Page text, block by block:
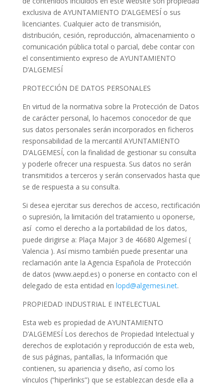
exclusiva de AYUNTAMIENTO D’ALGEMESÍ o sus
licenciantes. Cualquier acto de transmisión,
distribución, cesión, reproducción, almacenamiento o
comunicación pública total o parcial, debe contar con
el consentimiento expreso de AYUNTAMIENTO
D’ALGEMESÍ
PROTECCIÓN DE DATOS PERSONALES
En virtud de la normativa sobre la Protección de Datos
de carácter personal, lo hacemos conocedor de que
sus datos personales serán incorporados en ficheros
responsabilidad de la mercantil AYUNTAMIENTO
D’ALGEMESÍ, con la finalidad de gestionar su consulta
y poderle ofrecer una respuesta. Sus datos no serán
transmitidos a terceros y serán conservados hasta que
se de respuesta a su consulta.
Si desea ejercitar sus derechos de acceso, rectificación
o supresión, la limitación del tratamiento u oponerse,
así como el derecho a la portabilidad de los datos,
puede dirigirse a: Plaça Major 3 de 46680 Algemesí (
Valencia ). Así mismo también puede presentar una
reclamación ante la Agencia Española de Protección
de datos (www.aepd.es) o ponerse en contacto con el
delegado de esta entidad en lopd@algemesi.net.
PROPIEDAD INDUSTRIAL E INTELECTUAL
Esta web es propiedad de AYUNTAMIENTO
D’ALGEMESÍ Los derechos de Propiedad Intelectual y
derechos de explotación y reproducción de esta web,
de sus páginas, pantallas, la Información que
contienen, su apariencia y diseño, así como los
vínculos (“hiperlinks”) que se establezcan desde ella a